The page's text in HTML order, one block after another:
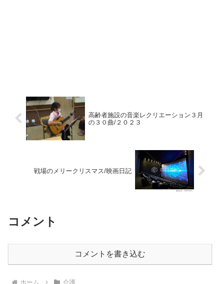
高齢者施設の音楽レクリエーション３月
の３０曲/２０２３
戦場のメリークリスマス/映画日記
コメント
コメントを書き込む
ホーム 介護